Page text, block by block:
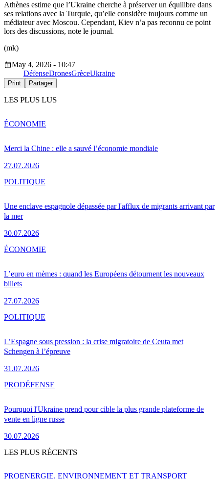
Athènes estime que l’Ukraine cherche à préserver un équilibre dans
ses relations avec la Turquie, qu’elle considère toujours comme un
médiateur avec Moscou. Cependant, Kiev n’a pas reconnu ce point
lors des discussions, note le journal.
(mk)
May 4, 2026 - 10:47
DéfenseDronesGrèceUkraine
Print Partager
LES PLUS LUS
Merci la Chine : elle a sauvé l’économie mondiale
27.07.2026
ÉCONOMIE
Une enclave espagnole dépassée par l'afflux de migrants arrivant par
la mer
30.07.2026
POLITIQUE
L’euro en mèmes : quand les Européens détournent les nouveaux
billets
27.07.2026
ÉCONOMIE
L’Espagne sous pression : la crise migratoire de Ceuta met
Schengen à l’épreuve
31.07.2026
POLITIQUE
Pourquoi l'Ukraine prend pour cible la plus grande plateforme de
vente en ligne russe
30.07.2026
PRODÉFENSE
LES PLUS RÉCENTS
PROENERGIE, ENVIRONNEMENT ET TRANSPORT